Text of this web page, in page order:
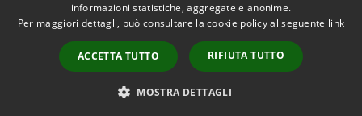
Accessibilità
Copyright © 2026 • Comune di
Vodo di Cadore • Powered by
Municipium•
Accesso
redazione
informazioni statistiche, aggregate e anonime.
Per maggiori dettagli, può consultare la cookie policy al seguente link
ACCETTA TUTTO RIFIUTA TUTTO
MOSTRA DETTAGLI